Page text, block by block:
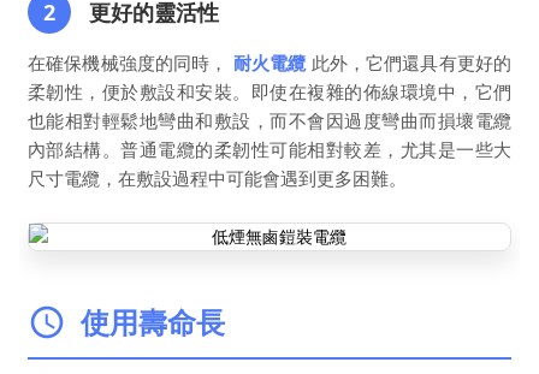
2 更好的靈活性
在確保機械強度的同時， 耐火電纜此外，它們還具有更好的
柔韌性，便於敷設和安裝。即使在複雜的佈線環境中，它們
也能相對輕鬆地彎曲和敷設，而不會因過度彎曲而損壞電纜
內部結構。普通電纜的柔韌性可能相對較差，尤其是一些大
尺寸電纜，在敷設過程中可能會遇到更多困難。
使用壽命長